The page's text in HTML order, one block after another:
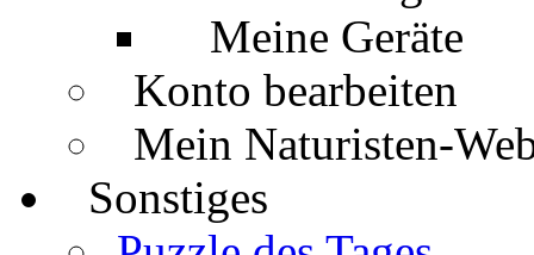
Meine Geräte
Konto bearbeiten
Mein Naturisten-
Sonstiges